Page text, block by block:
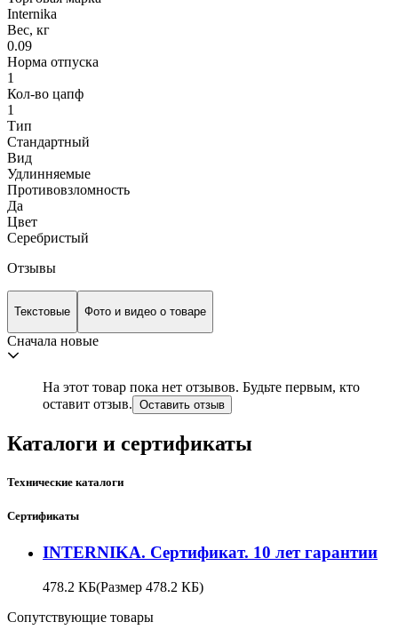
Internika
Вес, кг
0.09
Норма отпуска
1
Кол-во цапф
1
Тип
Cтандартный
Вид
Удлинняемые
Противовзломность
Да
Цвет
Серебристый
Отзывы
Текстовые Фото и видео о товаре
Сначала новые
На этот товар пока нет отзывов. Будьте первым, кто
оставит отзыв. Оставить отзыв
Каталоги и сертификаты
Технические каталоги
Сертификаты
INTERNIKA. Сертификат. 10 лет гарантии
478.2 КБ(Размер 478.2 КБ)
Сопутствующие товары